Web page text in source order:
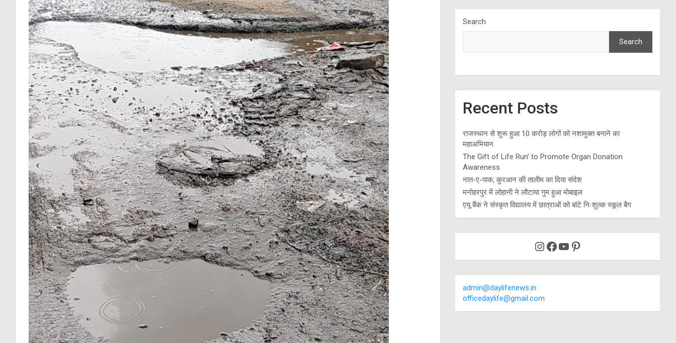
Search
Search
Recent Posts
राजस्थान से शुरू हुआ 10 करोड़ लोगों को नशामुक्त बनाने का
महाअभियान
The Gift of Life Run’ to Promote Organ Donation
Awareness
नात-ए-पाक, कुरआन की तालीम का दिया संदेश
मनोहरपुर में लोहानी ने लौटाया गुम हुआ मोबाइल
एयू बैंक ने संस्कृत विद्यालय में छात्राओं को बांटे निःशुल्क स्कूल बैग
Instagram
Facebook
YouTube
Pinterest
admin@daylifenews.in
officedaylife@gmail.com